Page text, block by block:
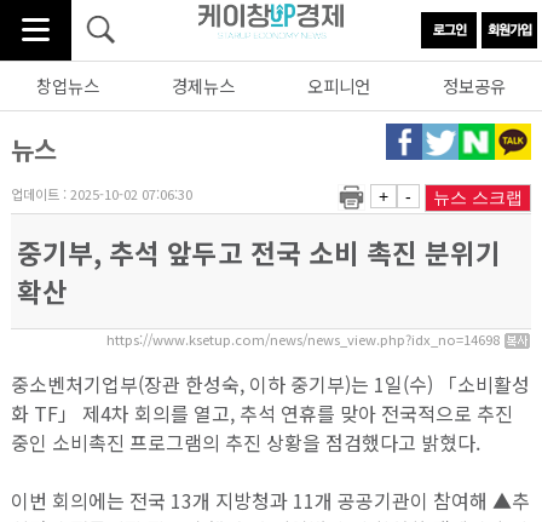
창업뉴스 경제뉴스 오피니언 정보공유
뉴스
업데이트 : 2025-10-02 07:06:30 + - 뉴스 스크랩
중기부, 추석 앞두고 전국 소비 촉진 분위기
확산
https://www.ksetup.com/news/news_view.php?idx_no=14698
중소벤처기업부(장관 한성숙, 이하 중기부)는 1일(수) 「소비활성
화 TF」 제4차 회의를 열고, 추석 연휴를 맞아 전국적으로 추진
중인 소비촉진 프로그램의 추진 상황을 점검했다고 밝혔다.
이번 회의에는 전국 13개 지방청과 11개 공공기관이 참여해 ▲추